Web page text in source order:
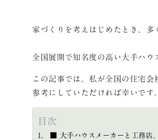
家づくりを考えはじめたとき、多
全国展開で知名度の高い大手ハウ
この記事では、私が全国の住宅
参考にしていただければ幸いです。
目次
■ 大手ハウスメーカーと工務店